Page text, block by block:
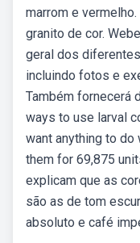
marrom e
granito de cor.
geral dos
incluindo fotos e
Também fornecerá
ways to use larval
want anything to
them for 69,875
explicam que as
são as de tom
absoluto e café